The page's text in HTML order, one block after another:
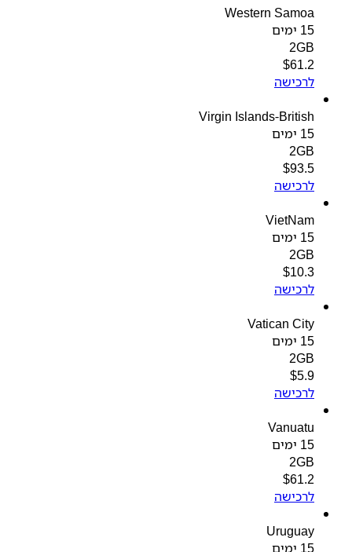
Western Samoa
2GB
$61.2
לרכישה
Virgin Islands-British
2GB
$93.5
לרכישה
VietNam
2GB
$10.3
לרכישה
Vatican City
2GB
$
לרכישה
Vanuatu
2GB
$61.2
לרכישה
Uruguay